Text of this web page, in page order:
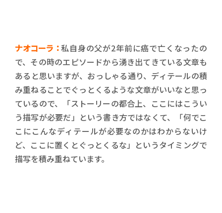
ナオコーラ：私自身の父が2年前に癌で亡くなったの
で、その時のエピソードから湧き出てきている文章も
あると思いますが、おっしゃる通り、ディテールの積
み重ねることでぐっとくるような文章がいいなと思っ
ているので、「ストーリーの都合上、ここにはこうい
う描写が必要だ」という書き方ではなくて、「何でこ
こにこんなディテールが必要なのかはわからないけ
ど、ここに置くとぐっとくるな」というタイミングで
描写を積み重ねています。